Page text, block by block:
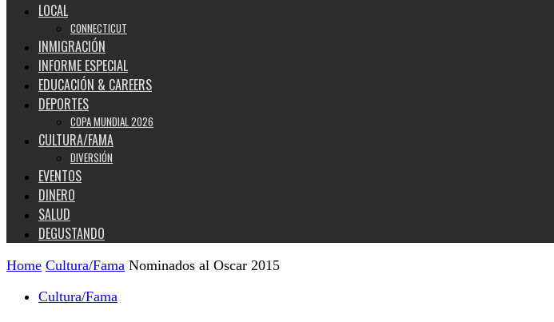
LOCAL
CONNECTICUT
INMIGRACIÓN
INFORME ESPECIAL
EDUCACIÓN & CAREERS
DEPORTES
COPA MUNDIAL 2026
CULTURA/FAMA
DIVERSIÓN
EVENTOS
DINERO
SALUD
DEGUSTANDO
Home Cultura/Fama Nominados al Oscar 2015
Cultura/Fama